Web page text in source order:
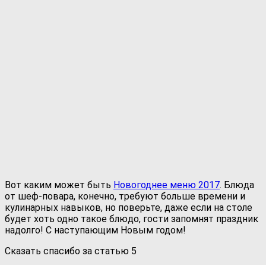
Вот каким может быть Новогоднее меню 2017. Блюда
от шеф-повара, конечно, требуют больше времени и
кулинарных навыков, но поверьте, даже если на столе
будет хоть одно такое блюдо, гости запомнят праздник
надолго! С наступающим Новым годом!
Сказать спасибо за статью 5